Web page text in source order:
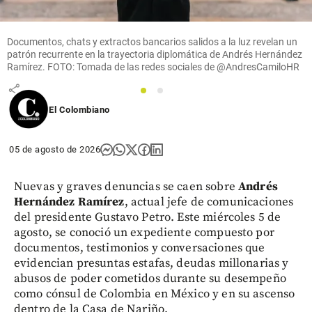
sexta fase de
búsqueda en
La
Escombrera,
de Medellín
share
Documentos, chats y extractos bancarios salidos a la luz revelan un
patrón recurrente en la trayectoria diplomática de Andrés Hernández
Ramírez. FOTO: Tomada de las redes sociales de @AndresCamiloHR
1
2
El Colombiano
05 de agosto de 2026
Nuevas y graves denuncias se caen sobre Andrés
Hernández Ramírez, actual jefe de comunicaciones
del presidente Gustavo Petro. Este miércoles 5 de
agosto, se conoció un expediente compuesto por
documentos, testimonios y conversaciones que
evidencian presuntas estafas, deudas millonarias y
abusos de poder cometidos durante su desempeño
como cónsul de Colombia en México y en su ascenso